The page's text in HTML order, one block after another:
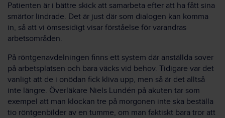
Patienten är i bättre skick att samarbeta efter att ha fått sina
smärtor lindrade. Det är just där som dialogen kan komma
in, så att vi ömsesidigt visar förståelse för varandras
arbetsområden.
På röntgenavdelningen finns ett system där anställda sover
på arbetsplatsen och bara väcks vid behov. Tidigare var det
vanligt att de i onödan fick kliva upp, men så är det alltså
inte längre. Överläkare Niels Lundén på akuten tar som
exempel att man klockan tre på morgonen inte ska beställa
tio röntgenbilder av en tumme, om man faktiskt bara tror att